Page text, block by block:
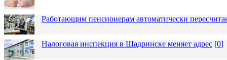
Работающим пенсионерам автоматически
Налоговая инспекция в Шадринске меняет адрес [0]